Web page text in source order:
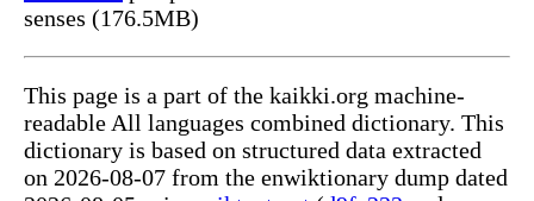
senses (176.5MB)
This page is a part of the kaikki.org machine-
readable All languages combined dictionary. This
dictionary is based on structured data extracted
on 2026-08-07 from the enwiktionary dump dated